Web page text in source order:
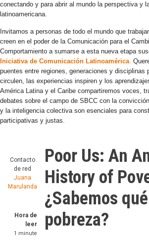
conectando y para abrir al mundo la perspectiva y
latinoamericana.
Invitamos a personas de todo el mundo que
creen en el poder de la Comunicación para el
Comportamiento a sumarse a esta nueva etapa
Iniciativa de Comunicación Latinoamérica.
puentes entre regiones, generaciones y disciplinas
circulen, las experiencias inspiren y los
América Latina y el Caribe compartiremos voces,
debates sobre el campo de SBCC con la
y la inteligencia colectiva son esenciales para
participativas y justas.
Contacto
de red
Juana
Marulanda
Hora de
leer
1 minute
Poor Us: An
History of
¿Sabemos
pobreza?